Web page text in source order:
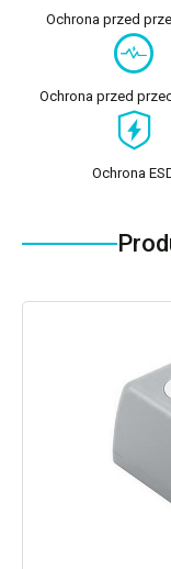
Ochrona przed
Ochrona przed
Ochrona